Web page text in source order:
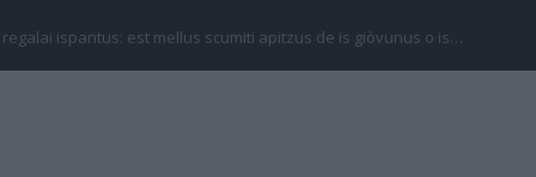
regalai ispantus: est mellus scumiti apitzus de is giòvunus o is…